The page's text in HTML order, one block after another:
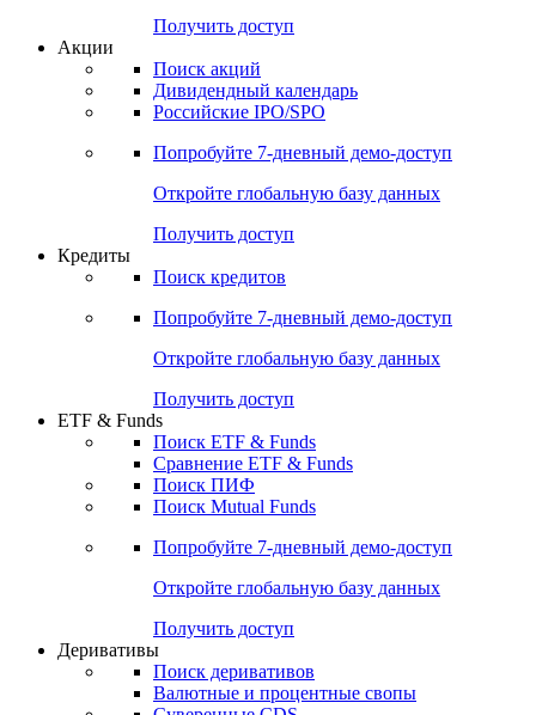
Получить доступ
Акции
Поиск акций
Дивидендный календарь
Российские IPO/SPO
Попробуйте 7-дневный демо-доступ
Откройте глобальную базу данных
Получить доступ
Кредиты
Поиск кредитов
Попробуйте 7-дневный демо-доступ
Откройте глобальную базу данных
Получить доступ
ETF & Funds
Поиск ETF & Funds
Сравнение ETF & Funds
Поиск ПИФ
Поиск Mutual Funds
Попробуйте 7-дневный демо-доступ
Откройте глобальную базу данных
Получить доступ
Деривативы
Поиск деривативов
Валютные и процентные свопы